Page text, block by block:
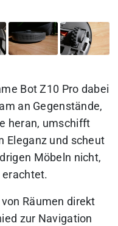
Bot Z10 Pro dabei
an Gegenstände,
heran, umschifft
Eleganz und scheut
Möbeln nicht,
erachtet.
Räumen direkt
zur Navigation